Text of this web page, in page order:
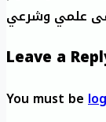
علمي وشرعي
Leave a
You must be